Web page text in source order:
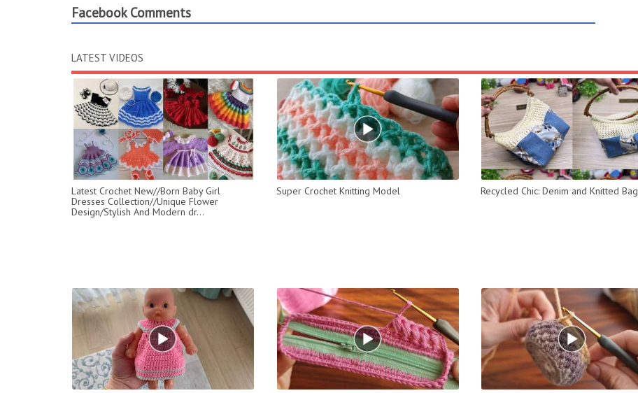
Facebook Comments
LATEST VIDEOS
Latest Crochet New//Born Baby Girl
Dresses Collection//Unique Flower
Design/Stylish And Modern dr...
Super Crochet Knitting Model Recycled Chic: Denim and Knitted Bag